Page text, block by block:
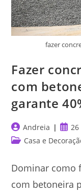
fazer
Fazer
com
garante
Post
author:
Andreia
Post
PostCasa e
Dominar como
com betoneira